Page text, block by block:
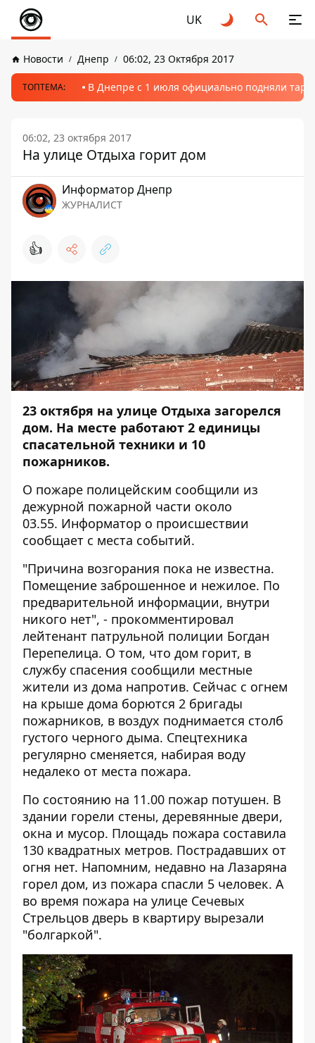
UK
Новости Днепр 06:02, 23 Октября 2017
ТОПТЕМА: В Днепре с 1 июля официально подняли
06:02, 23 октября 2017
На улице Отдыха горит дом
Информатор Днепр
ЖУРНАЛИСТ
👍
23 октября на улице Отдыха загорелся
дом. На месте работают 2 единицы
спасательной техники и 10
пожарников.
О пожаре полицейским сообщили из
дежурной пожарной части около
03.55. Информатор о происшествии
сообщает с места событий.
"Причина возгорания пока не известна.
Помещение заброшенное и нежилое. По
предварительной информации, внутри
никого нет", - прокомментировал
лейтенант патрульной полиции Богдан
Перепелица. О том, что дом горит, в
службу спасения сообщили местные
жители из дома напротив. Сейчас с огнем
на крыше дома борются 2 бригады
пожарников, в воздух поднимается столб
густого черного дыма. Спецтехника
регулярно сменяется, набирая воду
недалеко от места пожара.
По состоянию на 11.00 пожар потушен. В
здании горели стены, деревянные двери,
окна и мусор. Площадь пожара составила
130 квадратных метров. Пострадавших от
огня нет. Напомним, недавно на Лазаряна
горел дом, из пожара спасли 5 человек. А
во время пожара на улице Сечевых
Стрельцов дверь в квартиру вырезали
"болгаркой".